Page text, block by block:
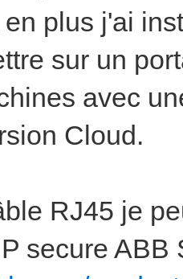
plus j'ai
sur un
avec
Cloud.
RJ45 je
secure ABB